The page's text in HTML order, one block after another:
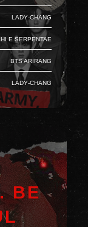
Lady-Chang
e Serpentae
BTS Arirang
Lady-Chang
BE